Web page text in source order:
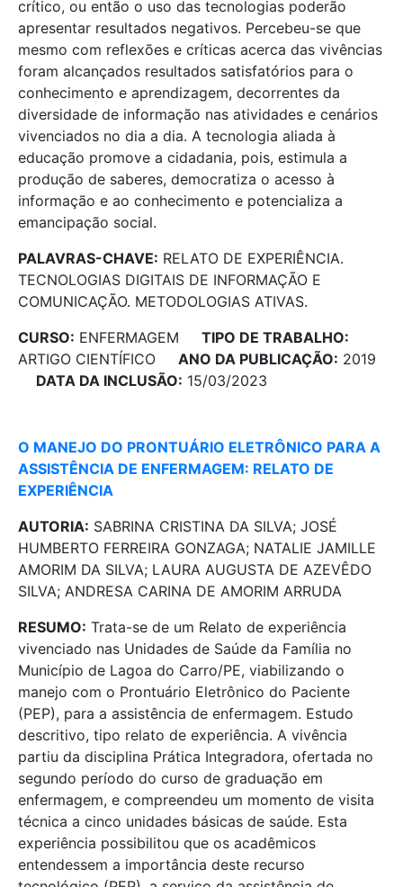
crítico, ou então o uso das tecnologias poderão
apresentar resultados negativos. Percebeu-se que
mesmo com reflexões e críticas acerca das vivências
foram alcançados resultados satisfatórios para o
conhecimento e aprendizagem, decorrentes da
diversidade de informação nas atividades e cenários
vivenciados no dia a dia. A tecnologia aliada à
educação promove a cidadania, pois, estimula a
produção de saberes, democratiza o acesso à
informação e ao conhecimento e potencializa a
emancipação social.
PALAVRAS-CHAVE: RELATO DE EXPERIÊNCIA.
TECNOLOGIAS DIGITAIS DE INFORMAÇÃO E
COMUNICAÇÃO. METODOLOGIAS ATIVAS.
CURSO: ENFERMAGEM
TIPO DE TRABALHO:
ARTIGO CIENTÍFICO
ANO DA PUBLICAÇÃO: 2019
DATA DA INCLUSÃO: 15/03/2023
O MANEJO DO PRONTUÁRIO ELETRÔNICO PARA A
ASSISTÊNCIA DE ENFERMAGEM: RELATO DE
EXPERIÊNCIA
AUTORIA: SABRINA CRISTINA DA SILVA; JOSÉ
HUMBERTO FERREIRA GONZAGA; NATALIE JAMILLE
AMORIM DA SILVA; LAURA AUGUSTA DE AZEVÊDO
SILVA; ANDRESA CARINA DE AMORIM ARRUDA
RESUMO: Trata-se de um Relato de experiência
vivenciado nas Unidades de Saúde da Família no
Município de Lagoa do Carro/PE, viabilizando o
manejo com o Prontuário Eletrônico do Paciente
(PEP), para a assistência de enfermagem. Estudo
descritivo, tipo relato de experiência. A vivência
partiu da disciplina Prática Integradora, ofertada no
segundo período do curso de graduação em
enfermagem, e compreendeu um momento de visita
técnica a cinco unidades básicas de saúde. Esta
experiência possibilitou que os acadêmicos
entendessem a importância deste recurso